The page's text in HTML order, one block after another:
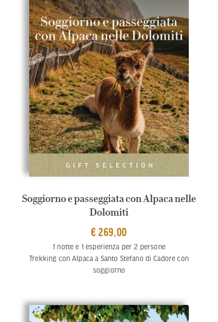
Soggiorno e passeggiata con Alpaca nelle
Dolomiti
€ 269,00
1 notte e 1 esperienza per 2 persone
Trekking con Alpaca a Santo Stefano di Cadore con
soggiorno